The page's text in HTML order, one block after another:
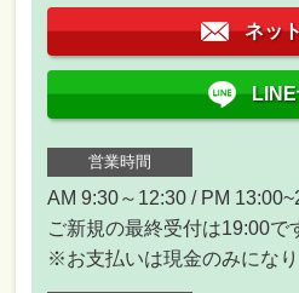
ネッ
営業時間
AM 9:30～12:30 / PM
ご新規の最終受付は19:00で
※お支払いは現金のみにな